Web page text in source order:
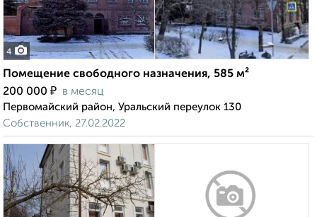
4
Помещение свободного назначения, 585 м²
200 000 ₽ в месяц
Первомайский район, Уральский переулок 130
Собственник, 27.02.2022